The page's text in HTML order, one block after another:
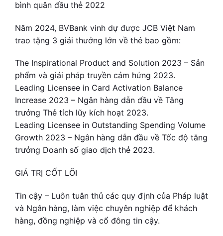
bình quân đầu thẻ 2022
Năm 2024, BVBank vinh dự được JCB Việt Nam
trao tặng 3 giải thưởng lớn về thẻ bao gồm:
The Inspirational Product and Solution 2023 – Sản
phẩm và giải pháp truyền cảm hứng 2023.
Leading Licensee in Card Activation Balance
Increase 2023 – Ngân hàng dẫn đầu về Tăng
trưởng Thẻ tích lũy kích hoạt 2023.
Leading Licensee in Outstanding Spending Volume
Growth 2023 – Ngân hàng dẫn đầu về Tốc độ tăng
trưởng Doanh số giao dịch thẻ 2023.
GIÁ TRỊ CỐT LÕI
Tin cậy – Luôn tuân thủ các quy định của Pháp luật
và Ngân hàng, làm việc chuyên nghiệp để khách
hàng, đồng nghiệp và cổ đông tin cậy.